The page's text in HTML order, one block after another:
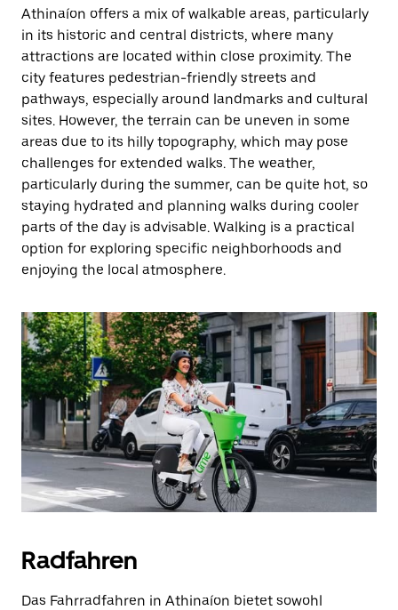
Athinaíon offers a mix of walkable areas, particularly
in its historic and central districts, where many
attractions are located within close proximity. The
city features pedestrian-friendly streets and
pathways, especially around landmarks and cultural
sites. However, the terrain can be uneven in some
areas due to its hilly topography, which may pose
challenges for extended walks. The weather,
particularly during the summer, can be quite hot, so
staying hydrated and planning walks during cooler
parts of the day is advisable. Walking is a practical
option for exploring specific neighborhoods and
enjoying the local atmosphere.
Radfahren
Das Fahrradfahren in Athinaíon bietet sowohl